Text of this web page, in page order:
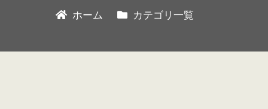
ホーム カテゴリ一覧